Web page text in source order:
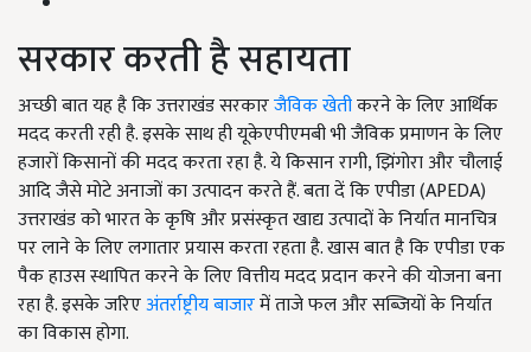
सरकार करती है सहायता
अच्छी बात यह है कि उत्तराखंड सरकारजैविक खेतीकरने के लिए आर्थिक
मदद करती रही है. इसके साथ ही यूकेएपीएमबी भी जैविक प्रमाणन के लिए
हजारों किसानों की मदद करता रहा है. ये किसान रागी, झिंगोरा और चौलाई
आदि जैसे मोटे अनाजों का उत्पादन करते हैं. बता दें कि एपीडा (APEDA)
उत्तराखंड को भारत के कृषि और प्रसंस्कृत खाद्य उत्पादों के निर्यात मानचित्र
पर लाने के लिए लगातार प्रयास करता रहता है. खास बात है कि एपीडा एक
पैक हाउस स्थापित करने के लिए वित्तीय मदद प्रदान करने की योजना बना
रहा है. इसके जरिएअंतर्राष्ट्रीय बाजारमें ताजे फल और सब्जियों के निर्यात
का विकास होगा.